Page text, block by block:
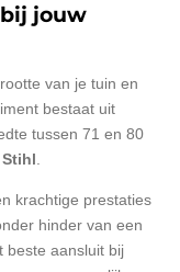
jouw
van je tuin en
bestaat uit
tussen 71 en 80
Stihl
krachtige prestaties
hinder van een
beste aansluit bij